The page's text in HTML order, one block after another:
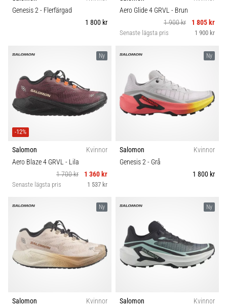
Hur
var
det…
6. 8. 2026
9 min. läsning
Löparknä:
Orsaker,
och
åtgärder
även
känt
som
iliotibialbandssyndrom
ett
Komfort och dämpning
Genesis 2- Flerfärgad
1 800 kr
Aero Glide 4 GRVL - Brun
1 900 kr
1 805 kr
Senaste lägsta pris 1 900 kr
Ny
-12%
Salomon
Kvinnor
Aero Blaze 4 GRVL - Lila
1 700 kr
1 360 kr
Senaste lägsta pris 1 537 kr
Ny
Salomon
Kvinnor
Genesis 2- Grå
1 800 kr
Ny
Salomon
Kvinnor
Ny
Salomon
Kvinnor